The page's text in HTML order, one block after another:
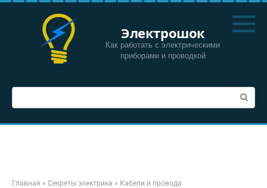
Перейти
Электрошок
Как работать с электрическими
приборами и проводкой
Поиск:
Главная » Секреты электрика » Кабели и провода